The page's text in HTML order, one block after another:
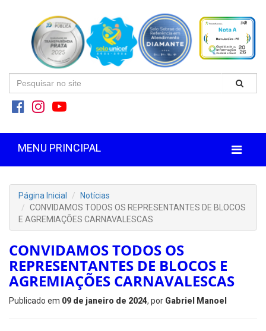
MENU PRINCIPAL
Página Inicial
Notícias
CONVIDAMOS TODOS OS REPRESENTANTES DE BLOCOS
E AGREMIAÇÕES CARNAVALESCAS
CONVIDAMOS TODOS OS
REPRESENTANTES DE BLOCOS E
AGREMIAÇÕES CARNAVALESCAS
Publicado em 09 de janeiro de 2024, por Gabriel Manoel